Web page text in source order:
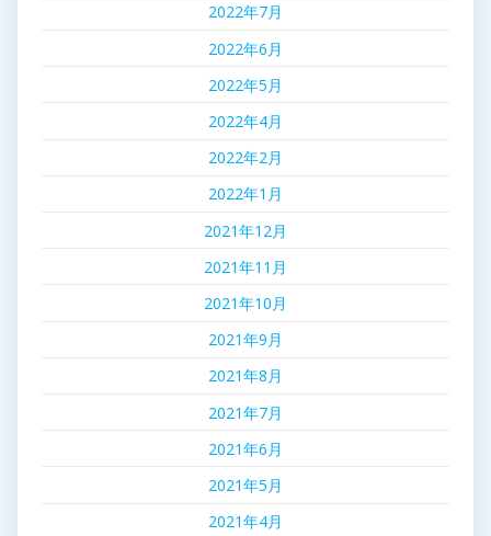
2022年7月
2022年6月
2022年5月
2022年4月
2022年2月
2022年1月
2021年12月
2021年11月
2021年10月
2021年9月
2021年8月
2021年7月
2021年6月
2021年5月
2021年4月